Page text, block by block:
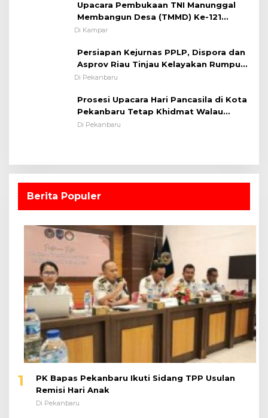
Kodim 0313/KPR Tahun 2024) ?
Di Kampar
Persiapan Kejurnas PPLP, Dispora dan
Lapangan Sepakbola
Di Pekanbaru
Prosesi Upacara Hari Pancasila di Kota
Dalam Ruangan
Di Pekanbaru
PK Bapas Pekanbaru Ikuti Sidang TPP Usulan
Remisi Hari Anak
Di Pekanbaru
2
Langkah Nyata Lapas Pekanbaru Tingkatkan
Layanan Kesehatan Melalui Program Prolanis
Di Pekanbaru